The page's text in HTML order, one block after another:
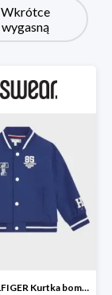
Wkrótce
wygasną
TOMMY HILFIGER Kurtka bomber -30%